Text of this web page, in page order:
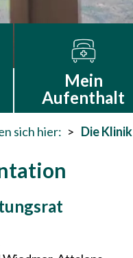
Mein
Aufenthalt
sich hier: Die Klinik